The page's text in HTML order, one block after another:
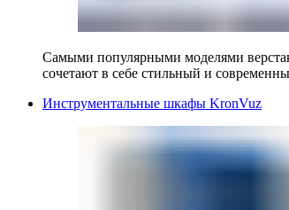
Самыми популярными моделями
сочетают в себе стильный и
Инструментальные шкафы KronVuz